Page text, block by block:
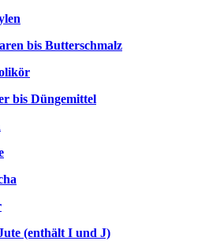
bis Butterschmalz
bis Düngemittel
(enthält I und J)